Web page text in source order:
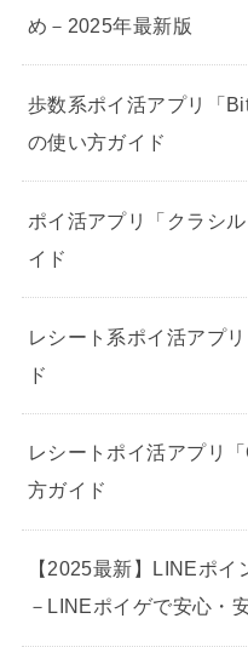
め－2025年最新版
歩数系ポイ活アプリ「
の使い方ガイド
ポイ活アプリ「クラシ
イド
レシート系ポイ活アプ
ド
レシートポイ活アプリ
方ガイド
【2025最新】LINEポ
－LINEポイゲで安心・